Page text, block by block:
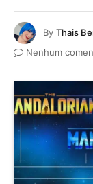
By Thais
Nenhum